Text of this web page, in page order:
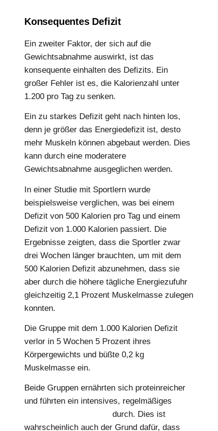
Konsequentes Defizit
Ein zweiter Faktor, der sich auf die
Gewichtsabnahme auswirkt, ist das
konsequente einhalten des Defizits. Ein
großer Fehler ist es, die Kalorienzahl unter
1.200 pro Tag zu senken.
Ein zu starkes Defizit geht nach hinten los,
denn je größer das Energiedefizit ist, desto
mehr Muskeln können abgebaut werden. Dies
kann durch eine moderatere
Gewichtsabnahme ausgeglichen werden.
In einer Studie mit Sportlern wurde
beispielsweise verglichen, was bei einem
Defizit von 500 Kalorien pro Tag und einem
Defizit von 1.000 Kalorien passiert. Die
Ergebnisse zeigten, dass die Sportler zwar
drei Wochen länger brauchten, um mit dem
500 Kalorien Defizit abzunehmen, dass sie
aber durch die höhere tägliche Energiezufuhr
gleichzeitig 2,1 Prozent Muskelmasse zulegen
konnten.
Die Gruppe mit dem 1.000 Kalorien Defizit
verlor in 5 Wochen 5 Prozent ihres
Körpergewichts und büßte 0,2 kg
Muskelmasse ein.
Beide Gruppen ernährten sich proteinreicher
und führten ein intensives, regelmäßiges
durch. Dies ist
wahrscheinlich auch der Grund dafür, dass